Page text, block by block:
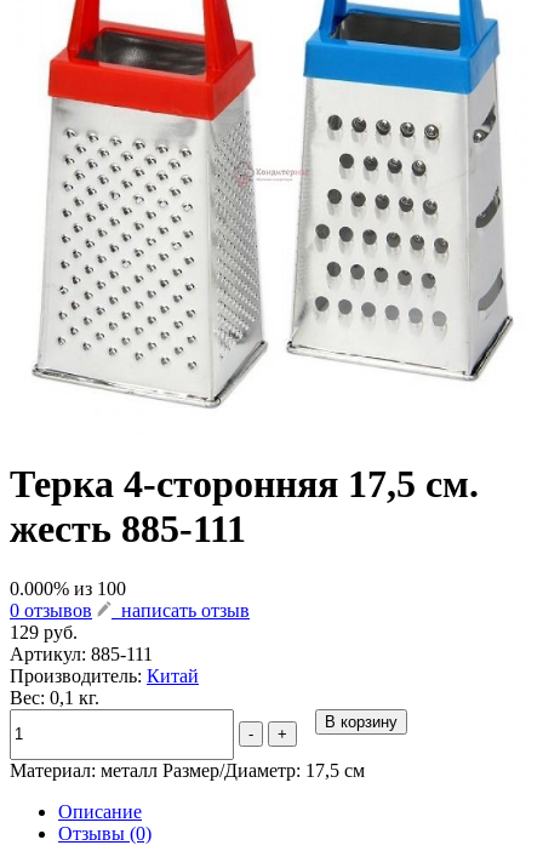
Терка 4-сторонняя 17,5 см.
жесть 885-111
0.000% из 100
0 отзывов
написать отзыв
129 руб.
Артикул: 885-111
Производитель: Китай
Вес: 0,1 кг.
- +
В корзину
Материал: металл Размер/Диаметр: 17,5 см
Описание
Отзывы (0)